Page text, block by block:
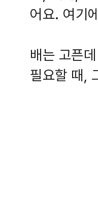
어요. 여기
배는 고픈
필요할 때,